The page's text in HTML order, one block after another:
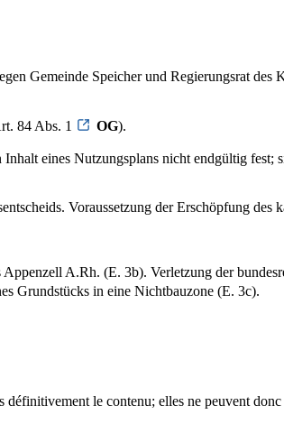
Gemeinde Speicher und Regierungsrat des
84 Abs. 1 OG).
eines Nutzungsplans nicht endgültig fest;
Voraussetzung der Erschöpfung des
A.Rh. (E. 3b). Verletzung der
Grundstücks in eine Nichtbauzone (E. 3c).
le contenu; elles ne peuvent